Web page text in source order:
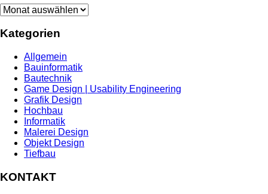
Archiv
Kategorien
Allgemein
Bauinformatik
Bautechnik
Game Design | Usability Engineering
Grafik Design
Hochbau
Informatik
Malerei Design
Objekt Design
Tiefbau
KONTAKT